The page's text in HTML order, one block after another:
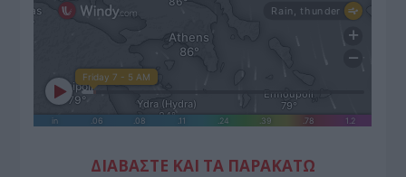
ΔΙΑΒΑΣΤΕ ΚΑΙ ΤΑ ΠΑΡΑΚΑΤΩ